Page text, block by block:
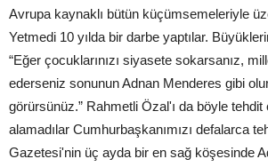
Avrupa kaynaklı bütün küçümsemeleriyle
Yetmedi 10 yılda bir darbe yaptılar.
“Eğer çocuklarınızı siyasete sokarsanız,
ederseniz sonunun Adnan Menderes gibi
görürsünüz.” Rahmetli Özal'ı da böyle tehdit
alamadılar Cumhurbaşkanımızı defalarca
Gazetesi'nin üç ayda bir en sağ köşesinde